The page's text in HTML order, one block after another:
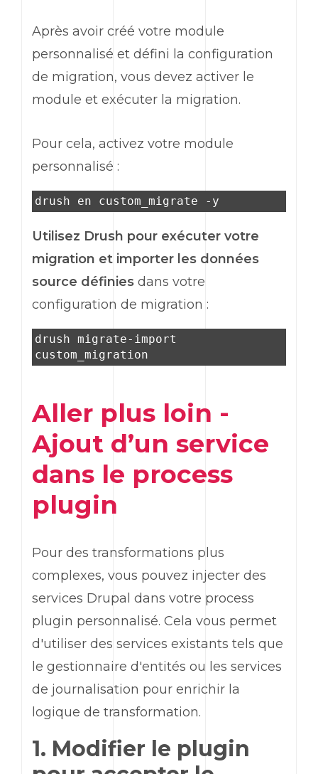
Après avoir créé votre module
personnalisé et défini la configuration
de migration, vous devez activer le
module et exécuter la migration.
Pour cela, activez votre module
personnalisé :
drush en custom_migrate -y
Utilisez Drush pour exécuter votre
migration et importer les données
source définies dans votre
configuration de migration :
drush migrate-import
custom_migration
Aller plus loin -
Ajout d’un service
dans le process
plugin
Pour des transformations plus
complexes, vous pouvez injecter des
services Drupal dans votre process
plugin personnalisé. Cela vous permet
d'utiliser des services existants tels que
le gestionnaire d'entités ou les services
de journalisation pour enrichir la
logique de transformation.
1. Modifier le plugin